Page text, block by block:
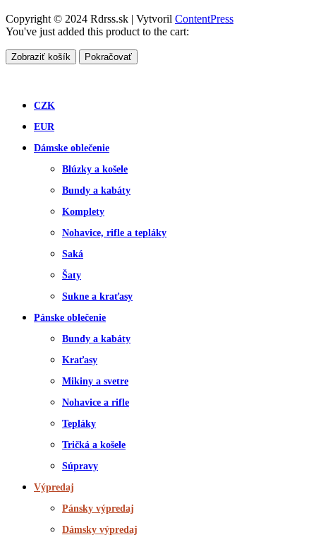
Copyright © 2024 Rdrss.sk | Vytvoril ContentPress
You've just added this product to the cart:
Zobraziť košík Pokračovať
CZK
EUR
Dámske oblečenie
Blúzky a košele
Bundy a kabáty
Komplety
Nohavice, rifle a tepláky
Saká
Šaty
Sukne a kraťasy
Pánske oblečenie
Bundy a kabáty
Kraťasy
Mikiny a svetre
Nohavice a rifle
Tepláky
Tričká a košele
Súpravy
Výpredaj
Pánsky výpredaj
Dámsky výpredaj